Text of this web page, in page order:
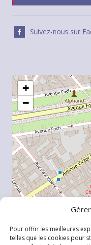
Pour offrir les meilleures
telles que les cookies pour
Suivez-nous sur
+
−